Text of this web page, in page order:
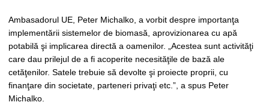
Ambasadorul UE, Peter Michalko, a vorbit despre importanţa
implementării sistemelor de biomasă, aprovizionarea cu apă
potabilă şi implicarea directă a oamenilor. „Acestea sunt activităţi
care dau prilejul de a fi acoperite necesităţile de bază ale
cetăţenilor. Satele trebuie să devolte şi proiecte proprii, cu
finanţare din societate, parteneri privaţi etc.”, a spus Peter
Michalko.